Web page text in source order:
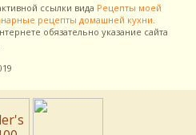
ссылки вида Рецепты моей
рецепты домашней кухни
обязательно указание сайта